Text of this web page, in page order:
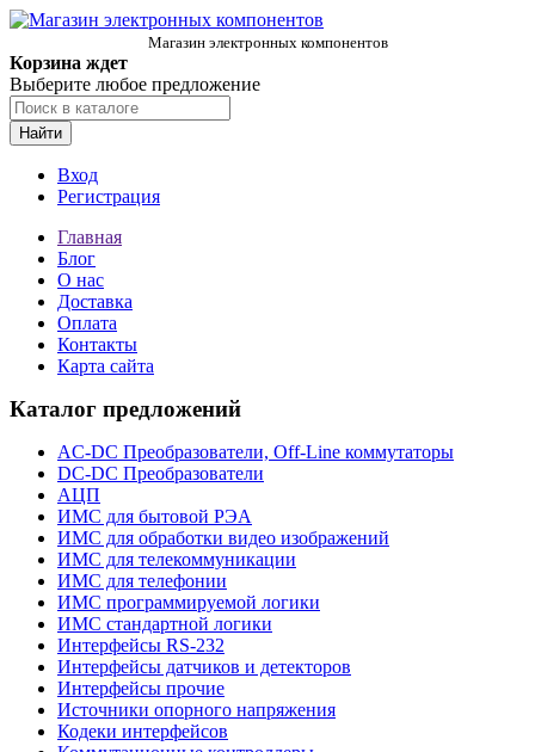
Магазин электронных компонентов
Корзина ждет
Выберите любое предложение
Найти
Вход
Регистрация
Главная
Блог
О нас
Доставка
Оплата
Контакты
Карта сайта
Каталог предложений
AC-DC Преобразователи, Off-Line коммутаторы
DC-DC Преобразователи
АЦП
ИМС для бытовой РЭА
ИМС для обработки видео изображений
ИМС для телекоммуникации
ИМС для телефонии
ИМС программируемой логики
ИМС стандартной логики
Интерфейсы RS-232
Интерфейсы датчиков и детекторов
Интерфейсы прочие
Источники опорного напряжения
Кодеки интерфейсов